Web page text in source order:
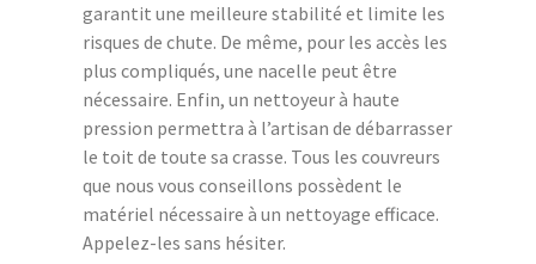
garantit une meilleure stabilité et limite les
risques de chute. De même, pour les accès les
plus compliqués, une nacelle peut être
nécessaire. Enfin, un nettoyeur à haute
pression permettra à l’artisan de débarrasser
le toit de toute sa crasse. Tous les couvreurs
que nous vous conseillons possèdent le
matériel nécessaire à un nettoyage efficace.
Appelez-les sans hésiter.